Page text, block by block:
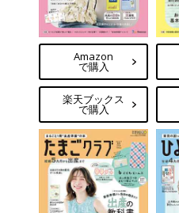
Amazon
で購入
楽天ブックス
で購入